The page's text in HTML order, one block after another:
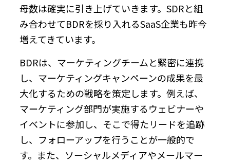
母数は確実に引き上げていきます。SDRと組
み合わせてBDRを採り入れるSaaS企業も昨今
増えてきています。
BDRは、マーケティングチームと緊密に連携
し、マーケティングキャンペーンの成果を最
大化するための戦略を策定します。例えば、
マーケティング部門が実施するウェビナーや
イベントに参加し、そこで得たリードを追跡
し、フォローアップを行うことが一般的で
す。また、ソーシャルメディアやメールマー